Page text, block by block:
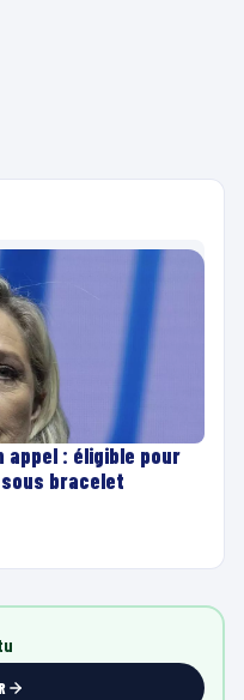
appel : éligible pour
bracelet